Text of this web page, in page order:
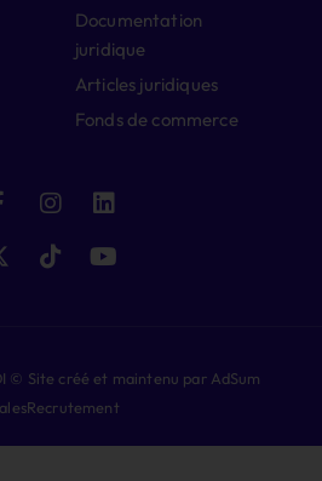
Documentation
juridique
Articles juridiques
Fonds de commerce
© Site créé et maintenu par AdSum
Recrutement